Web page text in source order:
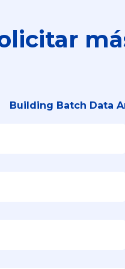
Building Batch Data